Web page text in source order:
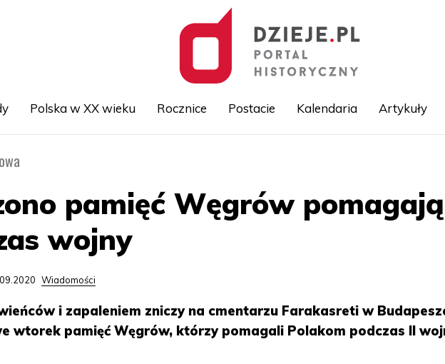
Polska w XX wieku Rocznice Postacie Kalendaria Artykuły
pamięć Węgrów
wojny
Wiadomości
i zapaleniem zniczy na cmentarzu Farakasreti w
wtorek pamięć Węgrów, którzy pomagali Polakom podczas II